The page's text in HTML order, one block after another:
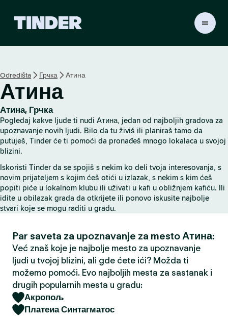
r
e
t
n
t
r
a
n
a
Odredišta Грчка Атина
Атина
Атина, Грчка
Pogledaj kakve ljude ti nudi Атина, jedan od najboljih gradova za
upoznavanje novih ljudi. Bilo da tu živiš ili planiraš tamo da
putuješ, Tinder će ti pomoći da pronađeš mnogo lokalaca u svojoj
blizini.
Iskoristi Tinder da se spojiš s nekim ko deli tvoja interesovanja, s
novim prijateljem s kojim ćeš otići u izlazak, s nekim s kim ćeš
popiti piće u lokalnom klubu ili uživati u kafi u obližnjem kafiću. Ili
idite u obilazak grada da otkrijete ili ponovo iskusite najbolje
stvari koje se mogu raditi u gradu.
Par saveta za upoznavanje za mesto Атина:
Već znaš koje je najbolje mesto za upoznavanje
ljudi u tvojoj blizini, ali gde ćete ići? Možda ti
možemo pomoći. Evo najboljih mesta za sastanak i
drugih popularnih mesta u gradu:
Акропољ
Платеиа Синтагматос